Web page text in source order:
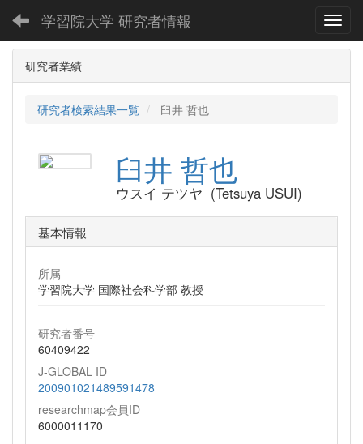
学習院大学 研究者情報
研究者業績
研究者検索結果一覧 臼井 哲也
臼井 哲也
ウスイ テツヤ (Tetsuya USUI)
基本情報
所属
学習院大学 国際社会科学部 教授
研究者番号
60409422
J-GLOBAL ID
200901021489591478
researchmap会員ID
6000011170